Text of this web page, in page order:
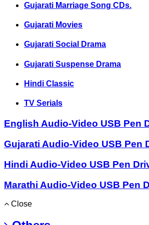
Gujarati Marriage Song CDs.
Gujarati Movies
Gujarati Social Drama
Gujarati Suspense Drama
Hindi Classic
TV Serials
English Audio-Video USB Pen
Gujarati Audio-Video USB Pen
Hindi Audio-Video USB Pen
Marathi Audio-Video USB Pen
Close